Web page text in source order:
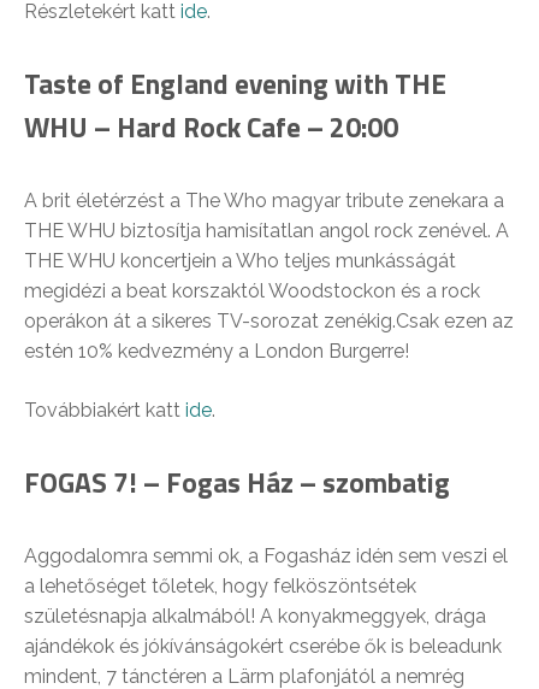
Részletekért katt ide.
Taste of England evening with THE
WHU – Hard Rock Cafe – 20:00
A brit életérzést a The Who magyar tribute zenekara a
THE WHU biztosítja hamisítatlan angol rock zenével. A
THE WHU koncertjein a Who teljes munkásságát
megidézi a beat korszaktól Woodstockon és a rock
operákon át a sikeres TV-sorozat zenékig.Csak ezen az
estén 10% kedvezmény a London Burgerre!
Továbbiakért katt ide.
FOGAS 7! – Fogas Ház – szombatig
Aggodalomra semmi ok, a Fogasház idén sem veszi el
a lehetőséget tőletek, hogy felköszöntsétek
születésnapja alkalmából! A konyakmeggyek, drága
ajándékok és jókívánságokért cserébe ők is beleadunk
mindent, 7 tánctéren a Lärm plafonjától a nemrég